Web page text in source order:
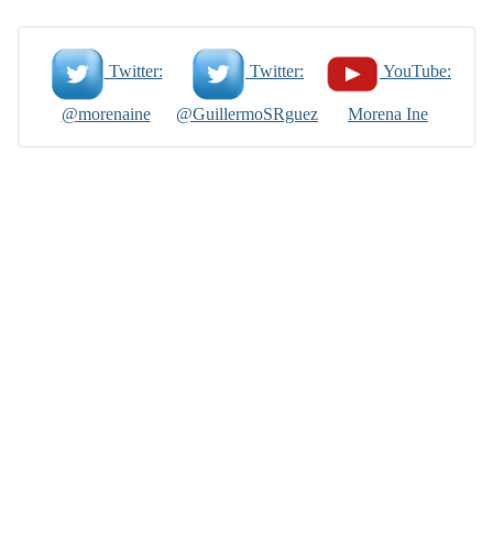
Twitter:
@morenaine
Twitter:
@GuillermoSRguez
YouTube:
Morena Ine